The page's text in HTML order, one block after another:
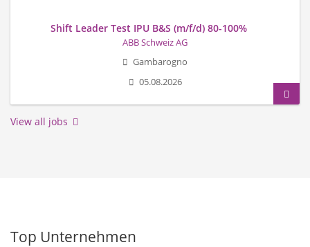
Shift Leader Test IPU B&S (m/f/d) 80-100%
ABB Schweiz AG
Gambarogno
05.08.2026
View all jobs
Top Unternehmen